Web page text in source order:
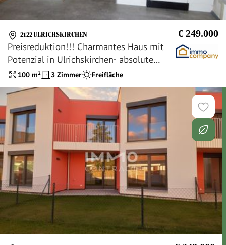
2122 ULRICHSKIRCHEN € 249.000
Preisreduktion!!! Charmantes Haus mit
Potenzial in Ulrichskirchen- absolute
Wien Nähe!!! 3 Zimmer, Garten, Terrasse -
Ihr neues Zuhause!
100 m² 3 Zimmer Freifläche